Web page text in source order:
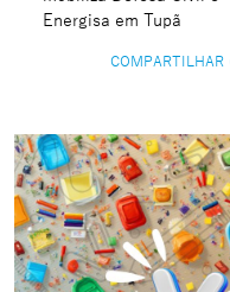
Energisa em Tupã
COMPARTILHAR